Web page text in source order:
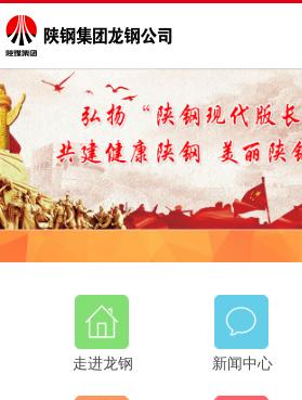
走进龙钢 新闻中心